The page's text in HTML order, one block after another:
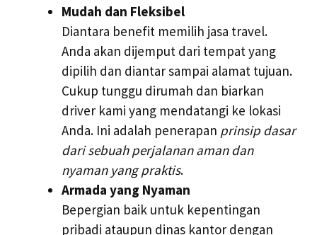
Mudah dan Fleksibel
Diantara benefit memilih jasa travel.
Anda akan dijemput dari tempat yang
dipilih dan diantar sampai alamat tujuan.
Cukup tunggu dirumah dan biarkan
driver kami yang mendatangi ke lokasi
Anda. Ini adalah penerapan prinsip dasar
dari sebuah perjalanan aman dan
nyaman yang praktis.
Armada yang Nyaman
Bepergian baik untuk kepentingan
pribadi ataupun dinas kantor dengan